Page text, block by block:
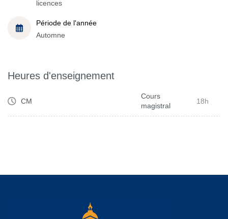
licences
Période de l'année
Automne
Heures d'enseignement
CM
Cours
magistral
18h